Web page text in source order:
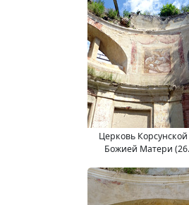
Церковь
Божией Матери